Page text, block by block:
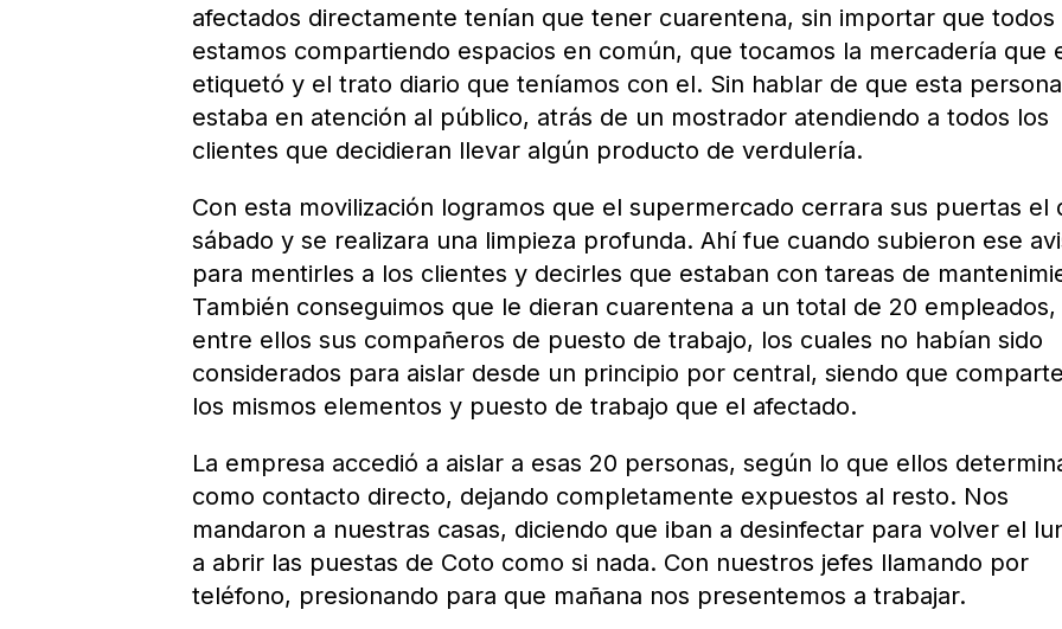
afectados directamente tenían que tener cuarentena, sin importar que todos
estamos compartiendo espacios en común, que tocamos la mercadería que
etiquetó y el trato diario que teníamos con el. Sin hablar de que esta persona
estaba en atención al público, atrás de un mostrador atendiendo a todos los
clientes que decidieran llevar algún producto de verdulería.
Con esta movilización logramos que el supermercado cerrara sus puertas el
sábado y se realizara una limpieza profunda. Ahí fue cuando subieron ese
para mentirles a los clientes y decirles que estaban con tareas de
También conseguimos que le dieran cuarentena a un total de 20 empleados,
entre ellos sus compañeros de puesto de trabajo, los cuales no habían sido
considerados para aislar desde un principio por central, siendo que
los mismos elementos y puesto de trabajo que el afectado.
La empresa accedió a aislar a esas 20 personas, según lo que ellos
como contacto directo, dejando completamente expuestos al resto. Nos
mandaron a nuestras casas, diciendo que iban a desinfectar para volver el
a abrir las puestas de Coto como si nada. Con nuestros jefes llamando por
teléfono, presionando para que mañana nos presentemos a trabajar.